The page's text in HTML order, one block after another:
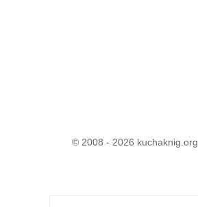
© 2008 - 2026 kuchaknig.org